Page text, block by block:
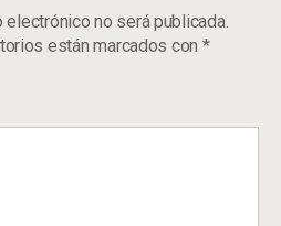
electrónico no será publicada.
están marcados con *